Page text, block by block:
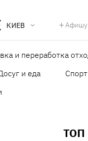
КИЕВ Афишу
и переработка
и еда Спорт
ТОП